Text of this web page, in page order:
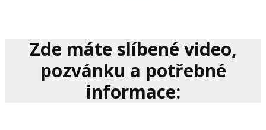
Zde máte slíbené video,
pozvánku a potřebné
informace: